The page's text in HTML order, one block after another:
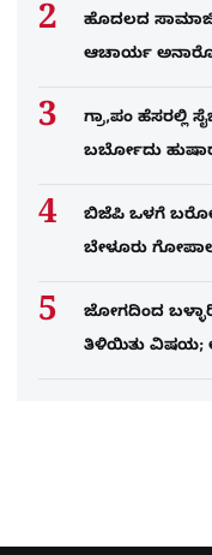
ಹೊದಲದ
ಆಚಾರ್ಯ
ಗ್ರಾ,ಪಂ
ಬರ್ಬೋದು
ಬಿಜೆಪಿ ಒಳಗೆ
ಬೇಳೂರು
ಜೋಗದಿಂದ
ತಿಳಿಯಿತು ವಿಷಯ;